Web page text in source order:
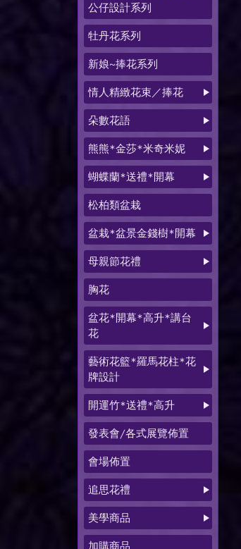
公仔設計系列
牡丹花系列
新娘~捧花系列
情人精緻花束／捧花
朵數花語
熊熊*金莎*米奇米妮
蝴蝶蘭*送禮*開幕
松柏類盆栽
盆栽*盆景金錢樹*開幕
母親節花禮
胸花
盆花*開幕*高升*講台
花
藝術花籃*羅馬花柱*花
牌設計
開運竹*送禮*高升
發表會/各式展覽佈置
會場佈置
追思花禮
美學商品
加購商品